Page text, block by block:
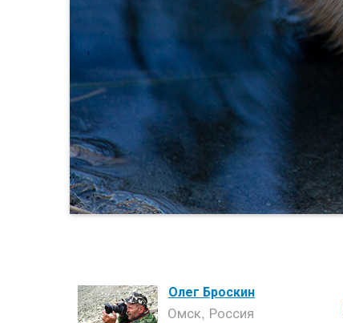
Олег Броскин
Омск, Россия